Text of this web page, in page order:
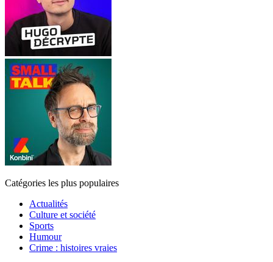
Catégories les plus populaires
Actualités
Culture et société
Sports
Humour
Crime : histoires vraies